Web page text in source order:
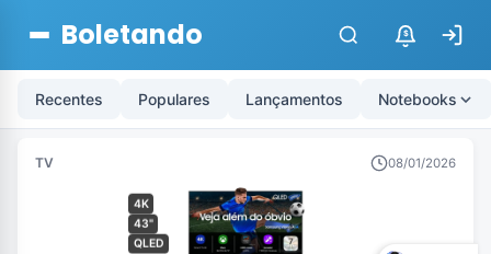
Boletando $
Recentes Populares Lançamentos Notebooks
TV 08/01/2026
4K
43"
QLED